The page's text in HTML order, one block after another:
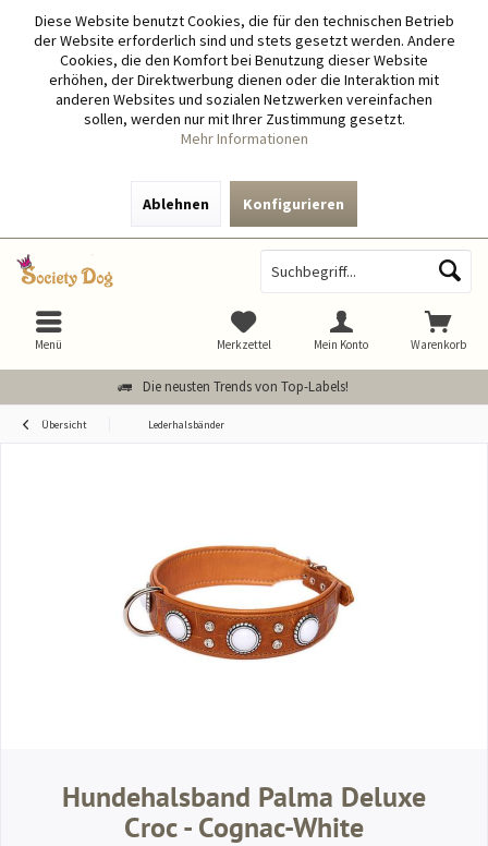
Diese Website benutzt Cookies, die für den technischen Betrieb
der Website erforderlich sind und stets gesetzt werden. Andere
Cookies, die den Komfort bei Benutzung dieser Website
erhöhen, der Direktwerbung dienen oder die Interaktion mit
anderen Websites und sozialen Netzwerken vereinfachen
sollen, werden nur mit Ihrer Zustimmung gesetzt.
Mehr Informationen
Ablehnen Konfigurieren
Die neusten Trends von Top-Labels!
Warenkorb
Merkzettel Mein Konto
Menü
Übersicht Lederhalsbänder
Hundehalsband Palma Deluxe
Croc - Cognac-White